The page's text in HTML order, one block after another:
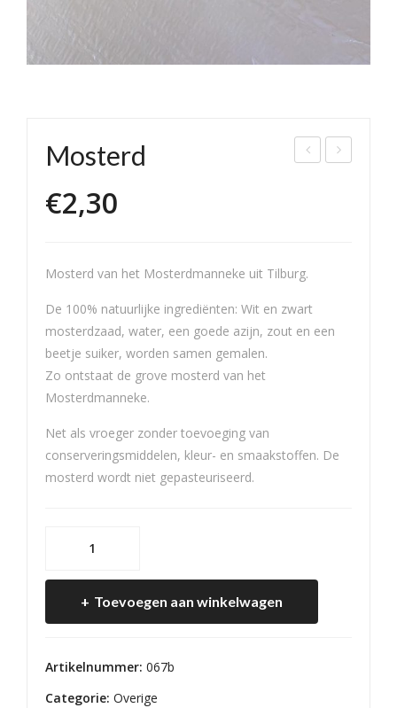
on
Mosterd
€2,30
Mosterd van het Mosterdmanneke uit Tilburg.
De 100% natuurlijke ingrediënten: Wit en zwart
mosterdzaad, water, een goede azijn, zout en een
beetje suiker, worden samen gemalen.
Zo ontstaat de grove mosterd van het
Mosterdmanneke.
Net als vroeger zonder toevoeging van
conserveringsmiddelen, kleur- en smaakstoffen. De
mosterd wordt niet gepasteuriseerd.
Toevoegen aan winkelwagen
Artikelnummer: 067b
Categorie: Overige